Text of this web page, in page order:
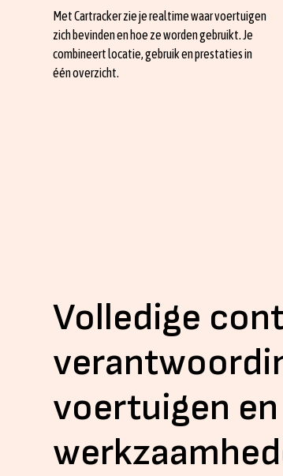
Met Cartracker zie je realtime waar voertuigen
zich bevinden en hoe ze worden gebruikt. Je
combineert locatie, gebruik en prestaties in
één overzicht.
Volledige
voertuigen en